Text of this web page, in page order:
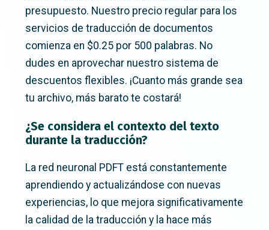
presupuesto. Nuestro precio regular para los
servicios de traducción de documentos
comienza en $0.25 por 500 palabras. No
dudes en aprovechar nuestro sistema de
descuentos flexibles. ¡Cuanto más grande sea
tu archivo, más barato te costará!
¿Se considera el contexto del texto
durante la traducción?
La red neuronal PDFT está constantemente
aprendiendo y actualizándose con nuevas
experiencias, lo que mejora significativamente
la calidad de la traducción y la hace más